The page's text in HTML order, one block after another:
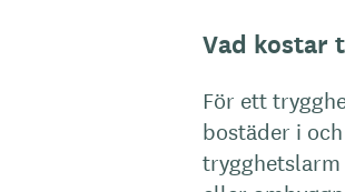
Vad kostar
För ett
bostäder i